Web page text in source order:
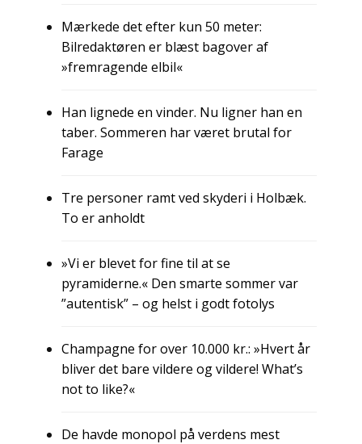
Mærkede det efter kun 50 meter:
Bilredaktøren er blæst bagover af
»fremragende elbil«
Han lignede en vinder. Nu ligner han en
taber. Sommeren har været brutal for
Farage
Tre personer ramt ved skyderi i Holbæk.
To er anholdt
»Vi er blevet for fine til at se
pyramiderne.« Den smarte sommer var
”autentisk” – og helst i godt fotolys
Champagne for over 10.000 kr.: »Hvert år
bliver det bare vildere og vildere! What’s
not to like?«
De havde monopol på verdens mest